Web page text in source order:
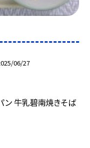
06/27
牛乳碧南焼きそば